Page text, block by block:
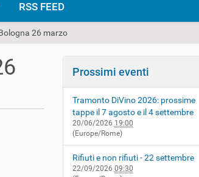
RSS FEED
26 marzo
Prossimi eventi
Tramonto DiVino 2026: prossime
tappe il 7 agosto e il 4 settembre
20/06/2026 19:00
(Europe/Rome)
Rifiuti e non rifiuti - 22 settembre
22/09/2026 09:30